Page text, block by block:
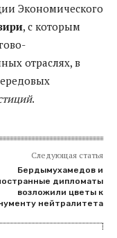
Экономического
, с которым
отраслях, в
.
Следующая статья
Бердымухамедов и
дипломаты
возложили цветы к
нейтралитета